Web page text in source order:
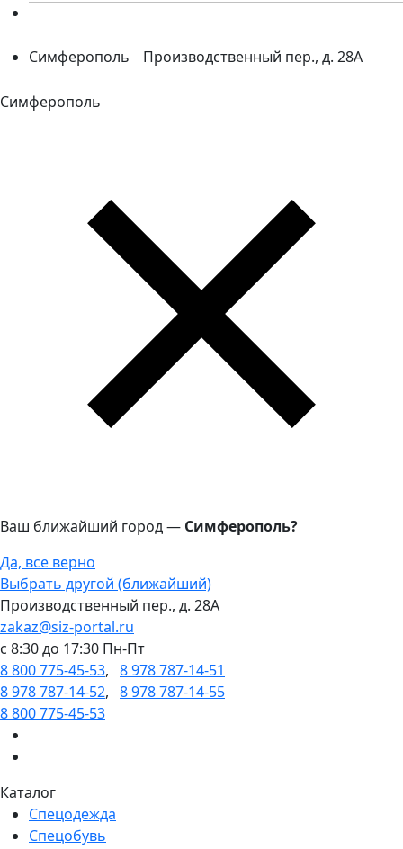
Симферополь Производственный пер., д. 28А
Симферополь
Ваш ближайший город — Симферополь?
Да, все верно
Выбрать другой (ближайший)
Производственный пер., д. 28А
zakaz@siz-portal.ru
c 8:30 до 17:30 Пн-Пт
8 800 775-45-53, 8 978 787-14-51
8 978 787-14-52, 8 978 787-14-55
8 800 775-45-53
Каталог
Спецодежда
Спецобувь